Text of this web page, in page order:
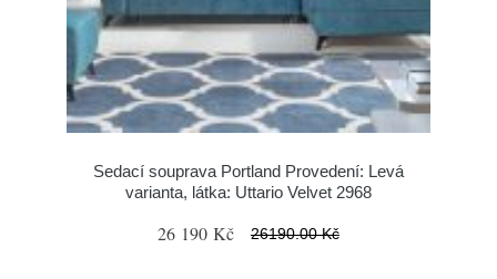
Sedací souprava Portland Provedení: Levá
varianta, látka: Uttario Velvet 2968
26 190 Kč 26190.00 Kč